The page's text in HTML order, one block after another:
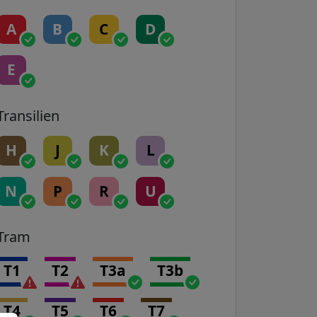
A B C D
E
H J K L
N P R U
T1 T2 T3a T3b
T4 T5 T6 T7